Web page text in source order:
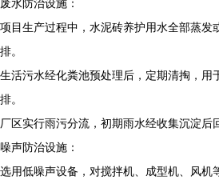
废水防治设施：
项目生产过程中，水泥砖养护用水全部蒸发
排。
生活污水经化粪池预处理后，定期清掏，用
排。
厂区实行雨污分流，初期雨水经收集沉淀后
噪声防治设施：
选用低噪声设备，对搅拌机、成型机、风机